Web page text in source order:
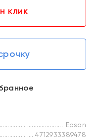
клик
Epson
4712933389478